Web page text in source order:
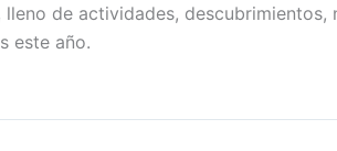
lleno de actividades,
este año.